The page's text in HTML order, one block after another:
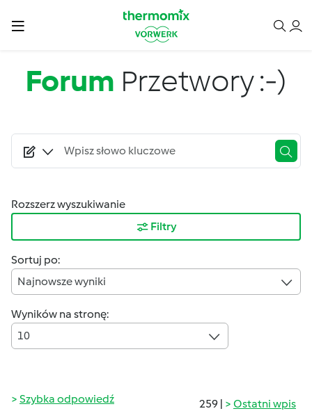
Forum Przetwory :-)
Rozszerz wyszukiwanie
Filtry
Sortuj po:
Najnowsze wyniki
Wyników na stronę:
10
259 | Ostatni wpis
Szybka odpowiedź